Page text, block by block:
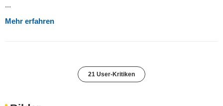
...
Mehr erfahren
21 User-Kritiken